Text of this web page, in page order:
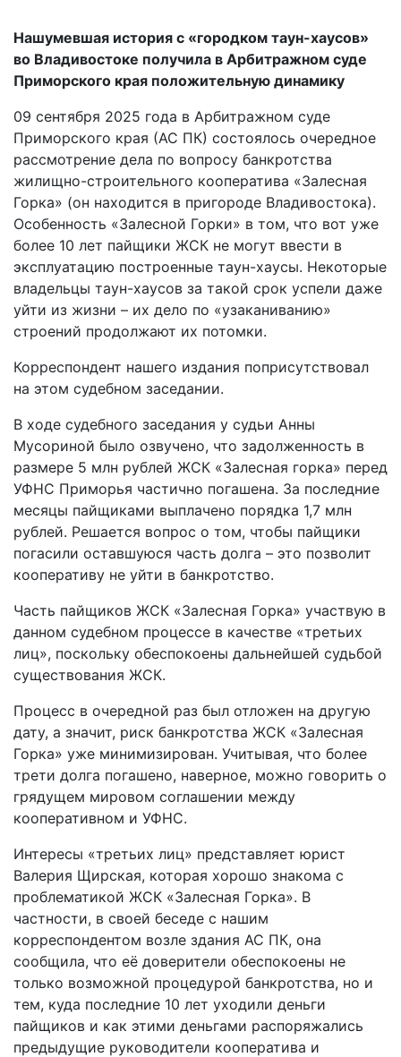
Нашумевшая история с «городком таун-хаусов»
во Владивостоке получила в Арбитражном суде
Приморского края положительную динамику
09 сентября 2025 года в Арбитражном суде
Приморского края (АС ПК) состоялось очередное
рассмотрение дела по вопросу банкротства
жилищно-строительного кооператива «Залесная
Горка» (он находится в пригороде Владивостока).
Особенность «Залесной Горки» в том, что вот уже
более 10 лет пайщики ЖСК не могут ввести в
эксплуатацию построенные таун-хаусы. Некоторые
владельцы таун-хаусов за такой срок успели даже
уйти из жизни – их дело по «узаканиванию»
строений продолжают их потомки.
Корреспондент нашего издания поприсутствовал
на этом судебном заседании.
В ходе судебного заседания у судьи Анны
Мусориной было озвучено, что задолженность в
размере 5 млн рублей ЖСК «Залесная горка» перед
УФНС Приморья частично погашена. За последние
месяцы пайщиками выплачено порядка 1,7 млн
рублей. Решается вопрос о том, чтобы пайщики
погасили оставшуюся часть долга – это позволит
кооперативу не уйти в банкротство.
Часть пайщиков ЖСК «Залесная Горка» участвую в
данном судебном процессе в качестве «третьих
лиц», поскольку обеспокоены дальнейшей судьбой
существования ЖСК.
Процесс в очередной раз был отложен на другую
дату, а значит, риск банкротства ЖСК «Залесная
Горка» уже минимизирован. Учитывая, что более
трети долга погашено, наверное, можно говорить о
грядущем мировом соглашении между
кооперативном и УФНС.
Интересы «третьих лиц» представляет юрист
Валерия Щирская, которая хорошо знакома с
проблематикой ЖСК «Залесная Горка». В
частности, в своей беседе с нашим
корреспондентом возле здания АС ПК, она
сообщила, что её доверители обеспокоены не
только возможной процедурой банкротства, но и
тем, куда последние 10 лет уходили деньги
пайщиков и как этими деньгами распоряжались
предыдущие руководители кооператива и